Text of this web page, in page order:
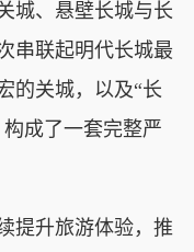
、悬壁长城与长
串联起明代长城最
的关城，以及“长
成了一套完整严
升旅游体验，推